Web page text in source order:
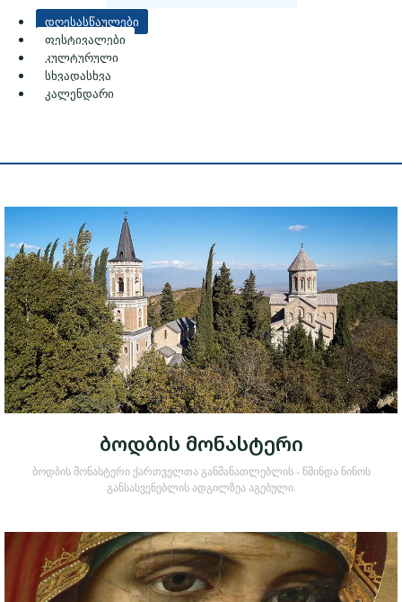
დღესასწაულები
ფესტივალები
კულტურული
სხვადასხვა
კალენდარი
ბოდბის მონასტერი
ბოდბის მონასტერი ქართველთა განმანათლებლის - წმინდა ნინოს
განსასვენებლის ადგილზეა აგებული.